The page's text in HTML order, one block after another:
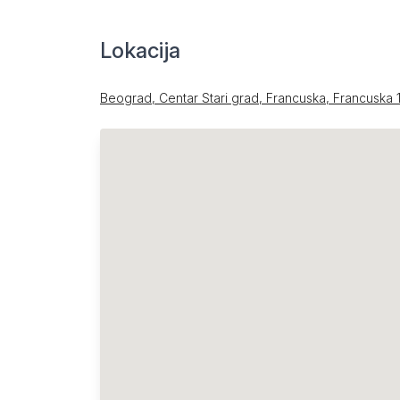
Lokacija
Beograd, Centar Stari grad, Francuska, Francuska